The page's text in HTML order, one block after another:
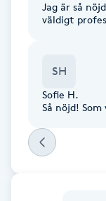
GellackJag är så
väldigt
SH
Sofie H.
Så nöjd! Som